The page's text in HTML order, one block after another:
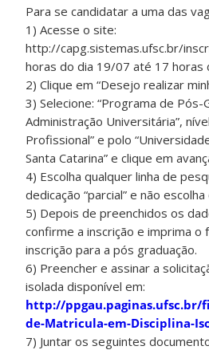
Para se candidatar a uma das
1) Acesse o site:
http://capg.sistemas.ufsc.br/
horas do dia 19/07 até 17 horas
2) Clique em “Desejo realizar
3) Selecione: “Programa de Pós-
Administração Universitária”,
Profissional” e polo
Santa Catarina” e clique em
4) Escolha qualquer linha de
dedicação “parcial” e não
5) Depois de preenchidos os
confirme a inscrição e imprima o
inscrição para a pós graduação.
6) Preencher e assinar a
isolada disponível em:
http://ppgau.paginas.ufsc.br/
de-Matricula-em-Disciplina-
7) Juntar os seguintes